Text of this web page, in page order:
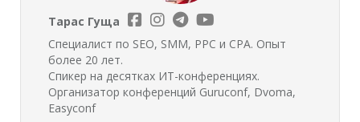
Тарас Гуща
Специалист по SEO, SMM, PPC и CPA. Опыт
более 20 лет.
Спикер на десятках ИТ-конференциях.
Организатор конференций Guruconf, Dvoma,
Easyconf